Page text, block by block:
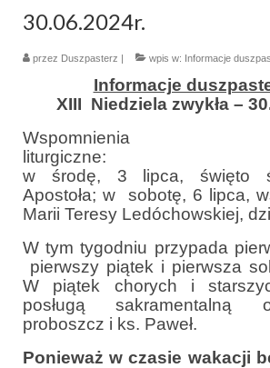
Piszą o nas
Remont kościoła
Parafia
Historia
Duszpasterze
Nasz patron
Kościół Rektoracki
Vademecum
Wspólnoty parafialne
Katecheza parafialna
30.06.2024r.
przez Duszpasterz wpis w: Informacje
Informacje
XIII Niedziela zwykła –
Wspomnienia
w środę, 3 lipca, święto
Apostoła; w sobotę, 6 lipca,
Marii Teresy Ledóchowskiej,
W tym tygodniu przypada
pierwszy piątek i pierwsza
W piątek chorych i
posługą sakramentalną
proboszcz i ks. Paweł.
Ponieważ w czasie wakacji